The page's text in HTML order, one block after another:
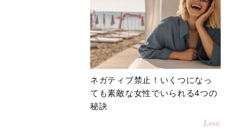
ネガティブ禁止！いくつになっ
ても素敵な女性でいられる4つの
秘訣
Love